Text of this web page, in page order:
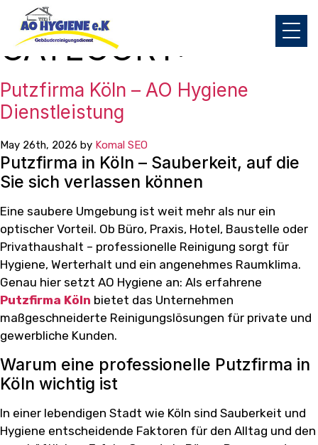
CATEGORY:
Putzfirma Köln – AO Hygiene
Dienstleistung
May 26th, 2026 by Komal SEO
Putzfirma in Köln – Sauberkeit, auf die
Sie sich verlassen können
Eine saubere Umgebung ist weit mehr als nur ein
optischer Vorteil. Ob Büro, Praxis, Hotel, Baustelle oder
Privathaushalt – professionelle Reinigung sorgt für
Hygiene, Werterhalt und ein angenehmes Raumklima.
Genau hier setzt AO Hygiene an: Als erfahrene
Putzfirma Köln bietet das Unternehmen
maßgeschneiderte Reinigungslösungen für private und
gewerbliche Kunden.
Warum eine professionelle Putzfirma in
Köln wichtig ist
In einer lebendigen Stadt wie Köln sind Sauberkeit und
Hygiene entscheidende Faktoren für den Alltag und den